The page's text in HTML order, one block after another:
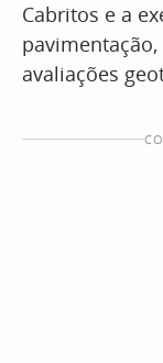
Cabritos e a
avaliações